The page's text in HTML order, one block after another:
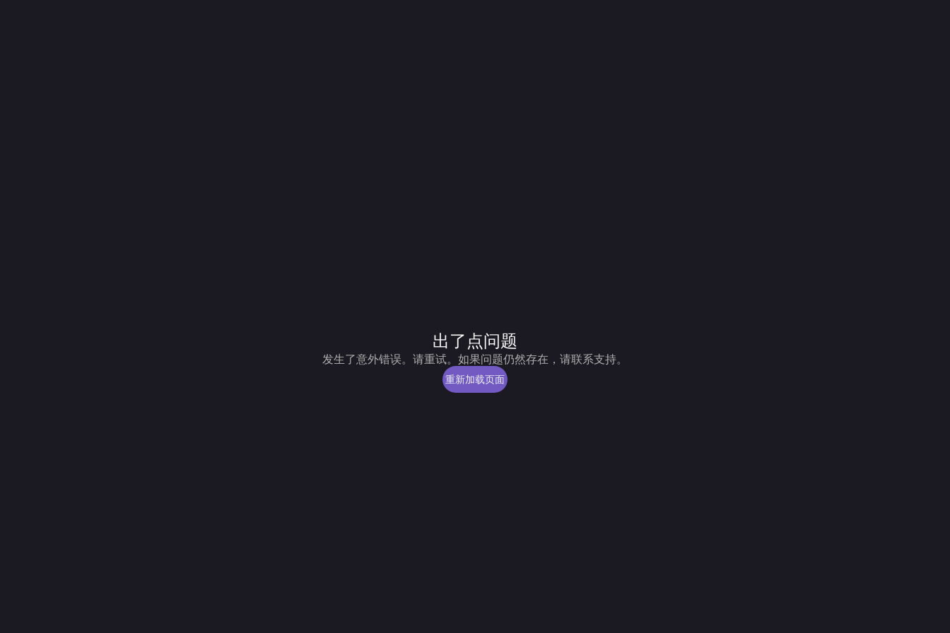
出了点问题
发生了意外错误。请重试。如果问题仍然存在，请联系支持。
重新加载页面